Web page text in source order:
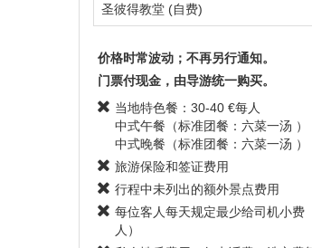
圣彼得教堂 (自费)
价格时常波动；不再另行通知。
门票付现金，由导游统一购买。
当地特色餐：30-40 €每人
中式午餐（标准团餐：六菜一汤 ）
中式晚餐（标准团餐：六菜一汤 ）
旅游保险和签证费用
行程中未列出的额外景点费用
每位客人每天规定最少给司机小费
人）